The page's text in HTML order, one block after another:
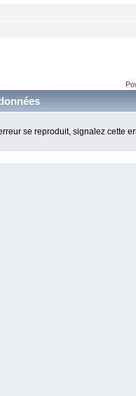
se reproduit, signalez cette